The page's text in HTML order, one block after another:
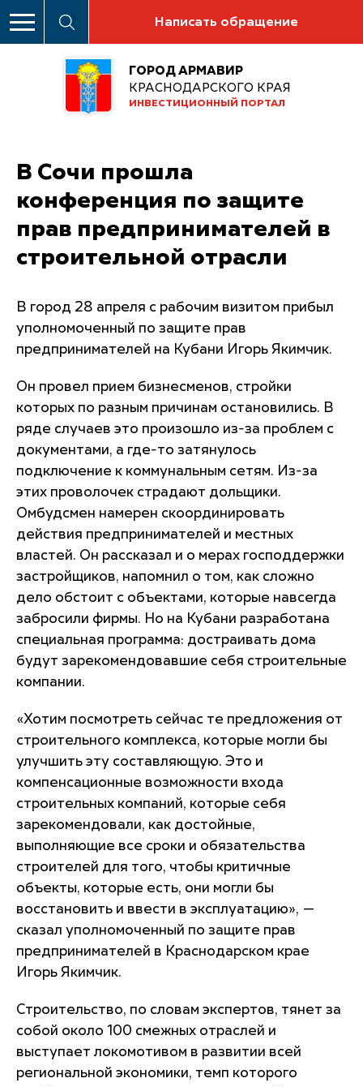
Написать обращение
ГОРОД АРМАВИР
КРАСНОДАРСКОГО КРАЯ
ИНВЕСТИЦИОННЫЙ ПОРТАЛ
В Сочи прошла
конференция по защите
прав предпринимателей в
строительной отрасли
В город 28 апреля с рабочим визитом прибыл
уполномоченный по защите прав
предпринимателей на Кубани Игорь Якимчик.
Он провел прием бизнесменов, стройки
которых по разным причинам остановились. В
ряде случаев это произошло из-за проблем с
документами, а где-то затянулось
подключение к коммунальным сетям. Из-за
этих проволочек страдают дольщики.
Омбудсмен намерен скоординировать
действия предпринимателей и местных
властей. Он рассказал и о мерах господдержки
застройщиков, напомнил о том, как сложно
дело обстоит с объектами, которые навсегда
забросили фирмы. Но на Кубани разработана
специальная программа: достраивать дома
будут зарекомендовавшие себя строительные
компании.
«Хотим посмотреть сейчас те предложения от
строительного комплекса, которые могли бы
улучшить эту составляющую. Это и
компенсационные возможности входа
строительных компаний, которые себя
зарекомендовали, как достойные,
выполняющие все сроки и обязательства
строителей для того, чтобы критичные
объекты, которые есть, они могли бы
восстановить и ввести в эксплуатацию», —
сказал уполномоченный по защите прав
предпринимателей в Краснодарском крае
Игорь Якимчик.
Строительство, по словам экспертов, тянет за
собой около 100 смежных отраслей и
выступает локомотивом в развитии всей
региональной экономики, темп которого